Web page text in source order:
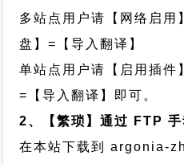
多站点用户请【网络启用
盘】=【导入翻译】
单站点用户请【启用插件
=【导入翻译】即可。
2、【繁琐】通过 FTP 手
在本站下载到argonia-